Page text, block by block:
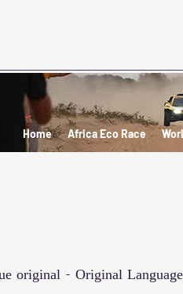
Home Africa Eco Race
original - Original Language